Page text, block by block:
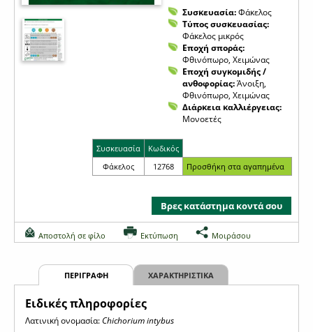
Συσκευασία:Φάκελος
Τύπος συσκευασίας:
Φάκελος μικρός
Εποχή σποράς:
Φθινόπωρο, Χειμώνας
Εποχή συγκομιδής /
ανθοφορίας:Άνοιξη,
Φθινόπωρο, Χειμώνας
Διάρκεια καλλιέργειας:
Μονοετές
Συσκευασία
Κωδικός
Φάκελος
12768
Βρες κατάστημα κοντά σου
Αποστολή σε φίλο Εκτύπωση Μοιράσου
ΠΕΡΙΓΡΑΦΗ ΧΑΡΑΚΤΗΡΙΣΤΙΚΑ
Eιδικές πληροφορίες
Λατινική ονομασία:Chichorium intybus